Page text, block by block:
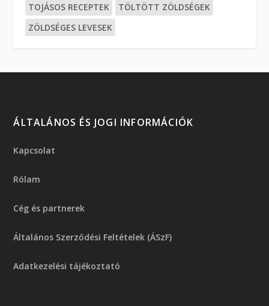
TOJÁSOS RECEPTEK
TÖLTÖTT ZÖLDSÉGEK
ZÖLDSÉGES LEVESEK
ÁLTALÁNOS ÉS JOGI INFORMÁCIÓK
Kapcsolat
Rólam
Cég és partnerek
Általános Szerződési Feltételek (ÁSzF)
Adatkezelési tájékoztató